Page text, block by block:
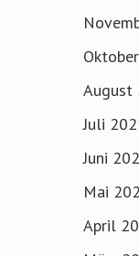
August
Juli
Juni
Mai
April